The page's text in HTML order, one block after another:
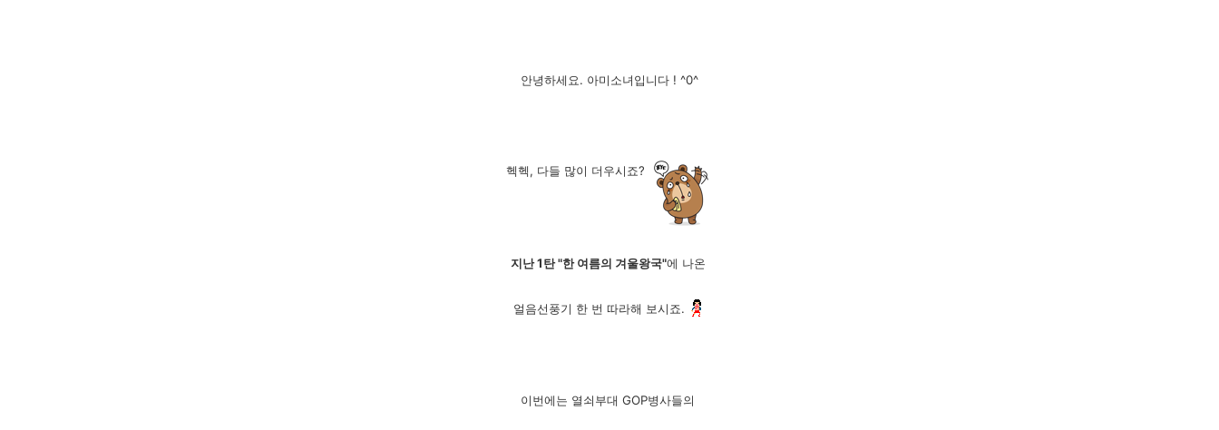
안녕하세요. 아미소녀입니다 ! ^0^
헥헥, 다들 많이 더우시죠?
지난 1탄 "한 여름의 겨울왕국"에 나온
얼음선풍기 한 번 따라해 보시죠.
이번에는 열쇠부대 GOP병사들의